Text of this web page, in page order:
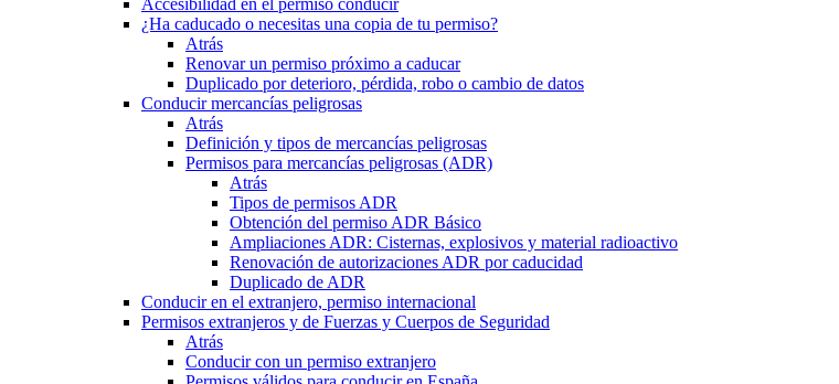
Accesibilidad en el permiso conducir
¿Ha caducado o necesitas una copia de tu permiso?
Atrás
Renovar un permiso próximo a caducar
Duplicado por deterioro, pérdida, robo o cambio de datos
Conducir mercancías peligrosas
Atrás
Definición y tipos de mercancías peligrosas
Permisos para mercancías peligrosas (ADR)
Atrás
Tipos de permisos ADR
Obtención del permiso ADR Básico
Ampliaciones ADR: Cisternas, explosivos y material radioactivo
Renovación de autorizaciones ADR por caducidad
Duplicado de ADR
Conducir en el extranjero, permiso internacional
Permisos extranjeros y de Fuerzas y Cuerpos de Seguridad
Atrás
Conducir con un permiso extranjero